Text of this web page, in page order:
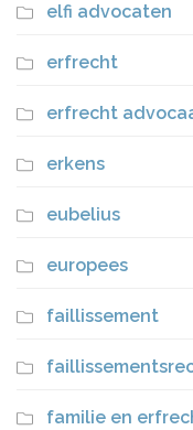
elfi advocaten
erfrecht
erfrecht
erkens
eubelius
europees
faillissement
familie en